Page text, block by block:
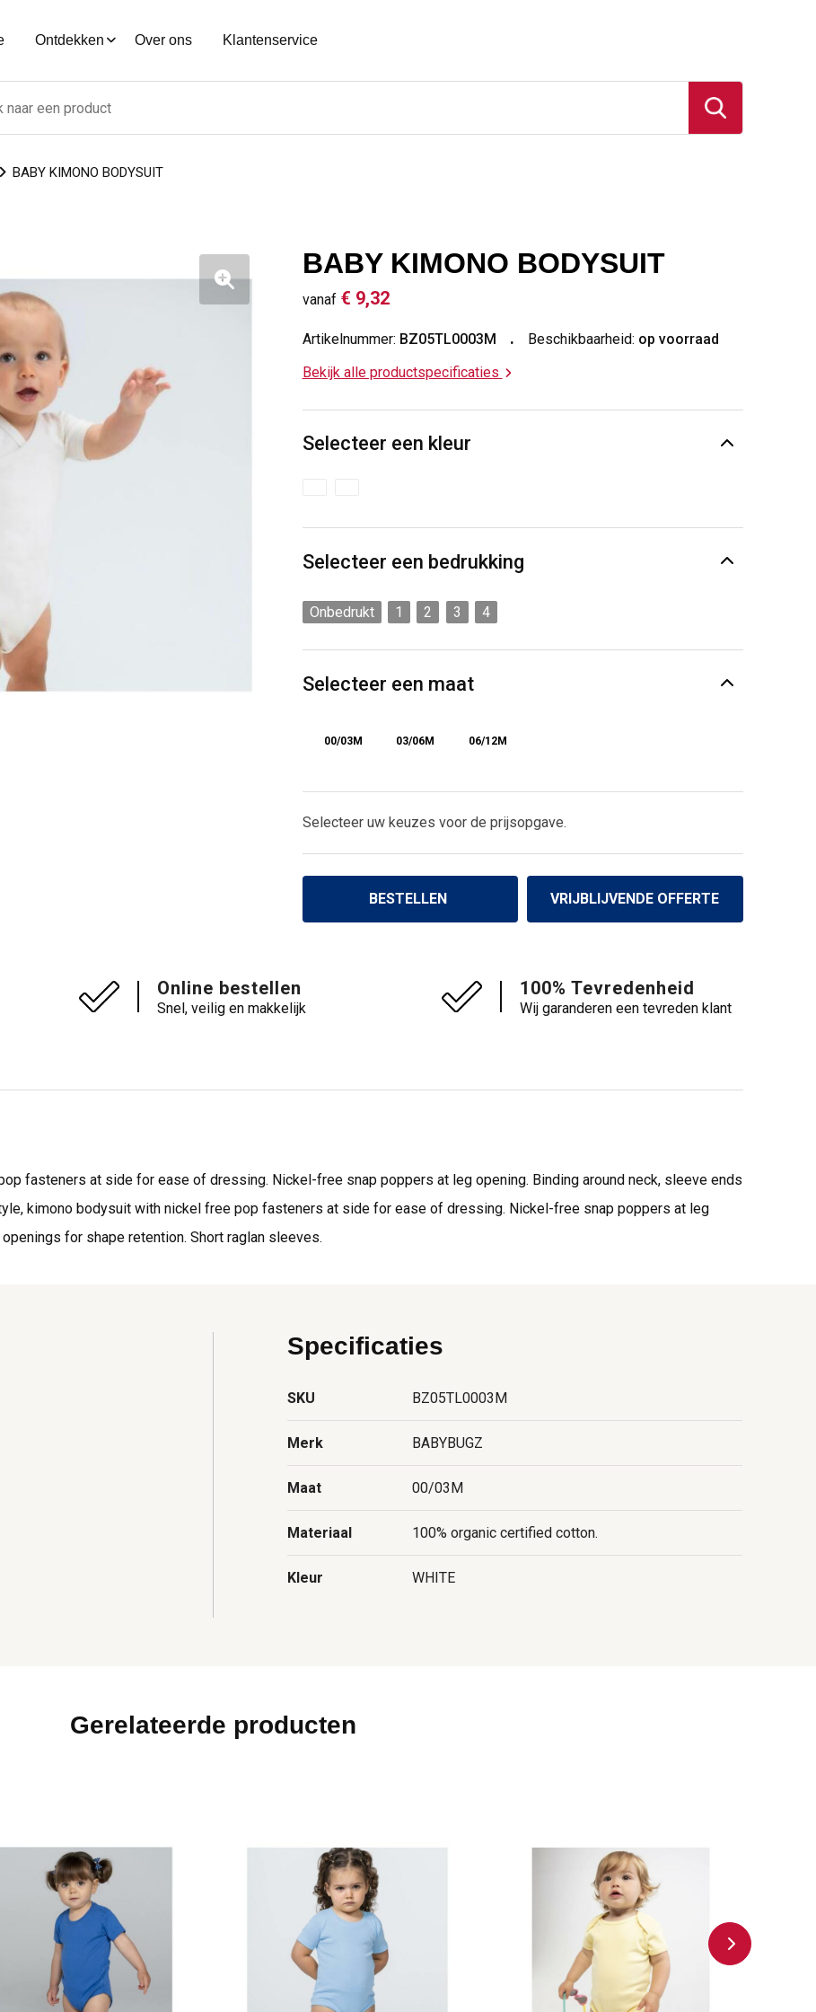
Ontdekken Over ons Klantenservice
BABY KIMONO BODYSUIT
BABY KIMONO BODYSUIT
vanaf € 9,32
Artikelnummer: BZ05TL0003M Beschikbaarheid: op voorraad
Bekijk alle productspecificaties
Selecteer een kleur
Selecteer een bedrukking
Onbedrukt 1 2 3 4
Selecteer een maat
00/03M 03/06M 06/12M
Selecteer uw keuzes voor de prijsopgave.
BESTELLEN VRIJBLIJVENDE OFFERTE
Online bestellen
Snel, veilig en makkelijk
100% Tevredenheid
Wij garanderen een tevreden klant
fasteners at side for ease of dressing. Nickel-free snap poppers at leg opening. Binding around neck, sleeve ends
kimono bodysuit with nickel free pop fasteners at side for ease of dressing. Nickel-free snap poppers at leg
for shape retention. Short raglan sleeves.
Specificaties
SKU BZ05TL0003M
Merk BABYBUGZ
Maat 00/03M
Materiaal 100% organic certified cotton.
Kleur WHITE
Gerelateerde producten